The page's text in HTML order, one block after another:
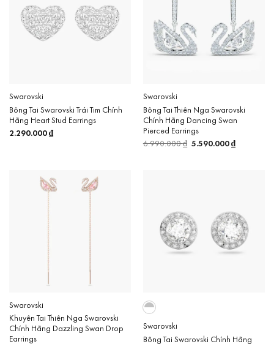
Swarovski
Bông Tai Swarovski Trái Tim Chính
Hãng Heart Stud Earrings
2.290.000₫
Swarovski
Bông Tai Thiên Nga Swarovski
Chính Hãng Dancing Swan
Pierced Earrings
6.990.000₫ Giá
gốc
5.590.000₫Giá
hiện
Swarovski
Khuyên Tai Thiên Nga Swarovski
Chính Hãng Dazzling Swan Drop
Earrings
Swarovski
Bông Tai Swarovski Chính Hãng